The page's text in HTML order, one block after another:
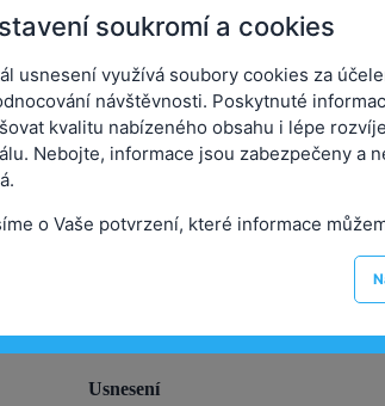
dotací v rámci dotačního
a protidrogová
školství, životní prostředí,
pro rok 2023
MĚSTSKÉ ČÁSTI PRAHA 7
Usnesení
soukromí a cookies
usnesení využívá soubory cookies za
návštěvnosti. Poskytnuté
kvalitu nabízeného obsahu i lépe
Nebojte, informace jsou zabezpečeny a
o Vaše potvrzení, které informace